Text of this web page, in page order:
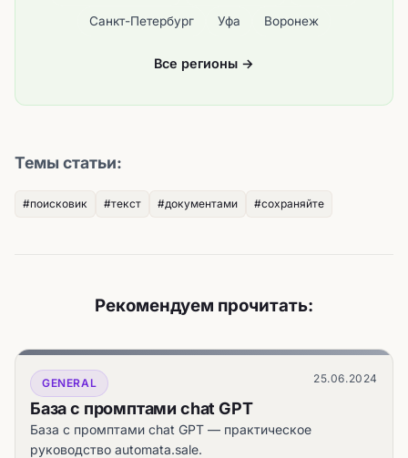
Санкт-Петербург Уфа Воронеж
Все регионы →
Темы статьи:
#поисковик #текст #документами #сохраняйте
Рекомендуем прочитать:
GENERAL 25.06.2024
База с промптами chat GPT
База с промптами chat GPT — практическое
руководство automata.sale.